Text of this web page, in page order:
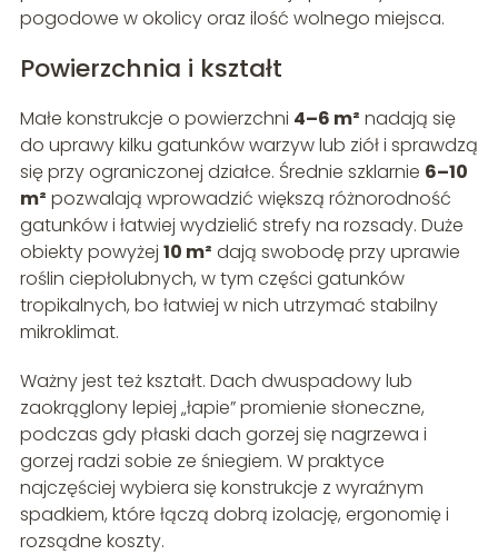
pogodowe w okolicy oraz ilość wolnego miejsca.
Powierzchnia i kształt
Małe konstrukcje o powierzchni 4–6 m² nadają się
do uprawy kilku gatunków warzyw lub ziół i sprawdzą
się przy ograniczonej działce. Średnie szklarnie 6–10
m² pozwalają wprowadzić większą różnorodność
gatunków i łatwiej wydzielić strefy na rozsady. Duże
obiekty powyżej 10 m² dają swobodę przy uprawie
roślin ciepłolubnych, w tym części gatunków
tropikalnych, bo łatwiej w nich utrzymać stabilny
mikroklimat.
Ważny jest też kształt. Dach dwuspadowy lub
zaokrąglony lepiej „łapie” promienie słoneczne,
podczas gdy płaski dach gorzej się nagrzewa i
gorzej radzi sobie ze śniegiem. W praktyce
najczęściej wybiera się konstrukcje z wyraźnym
spadkiem, które łączą dobrą izolację, ergonomię i
rozsądne koszty.